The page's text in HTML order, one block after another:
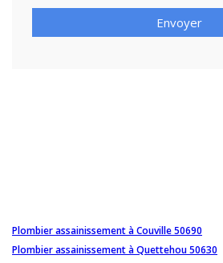
Envoyer
Plombier assainissement à Couville 50690
Plombier assainissement à Quettehou 50630